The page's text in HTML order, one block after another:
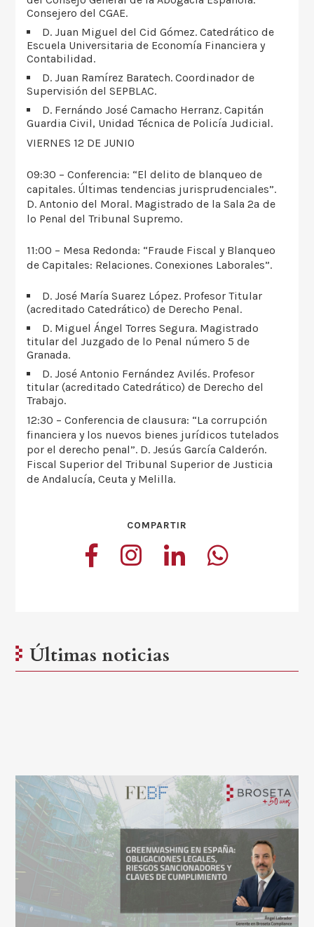
Consejero del CGAE.
D. Juan Miguel del Cid Gómez. Catedrático de
Escuela Universitaria de Economía Financiera y
Contabilidad.
D. Juan Ramírez Baratech. Coordinador de
Supervisión del SEPBLAC.
D. Fernándo José Camacho Herranz. Capitán
Guardia Civil, Unidad Técnica de Policía Judicial.
VIERNES 12 DE JUNIO
09:30 – Conferencia: “El delito de blanqueo de
capitales. Últimas tendencias jurisprudenciales”.
D. Antonio del Moral. Magistrado de la Sala 2ª de
lo Penal del Tribunal Supremo.
11:00 – Mesa Redonda: “Fraude Fiscal y Blanqueo
de Capitales: Relaciones. Conexiones Laborales”.
D. José María Suarez López. Profesor Titular
(acreditado Catedrático) de Derecho Penal.
D. Miguel Ángel Torres Segura. Magistrado
titular del Juzgado de lo Penal número 5 de
Granada.
D. José Antonio Fernández Avilés. Profesor
titular (acreditado Catedrático) de Derecho del
Trabajo.
12:30 – Conferencia de clausura: “La corrupción
financiera y los nuevos bienes jurídicos tutelados
por el derecho penal”. D. Jesús García Calderón.
Fiscal Superior del Tribunal Superior de Justicia
de Andalucía, Ceuta y Melilla.
COMPARTIR
Últimas noticias